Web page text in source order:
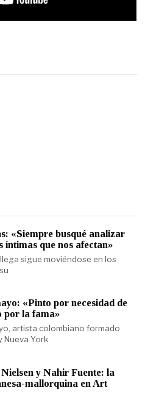
«Siempre busqué analizar
íntimas que nos afectan»
sigue moviéndose en los
«Pinto por necesidad de
por la fama»
artista colombiano formado
Nueva York
y Nahir Fuente: la
mallorquina en Art